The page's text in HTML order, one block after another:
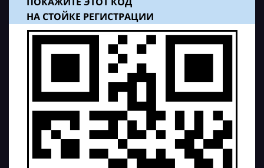
НА СТОЙКЕ РЕГИСТРАЦИИ